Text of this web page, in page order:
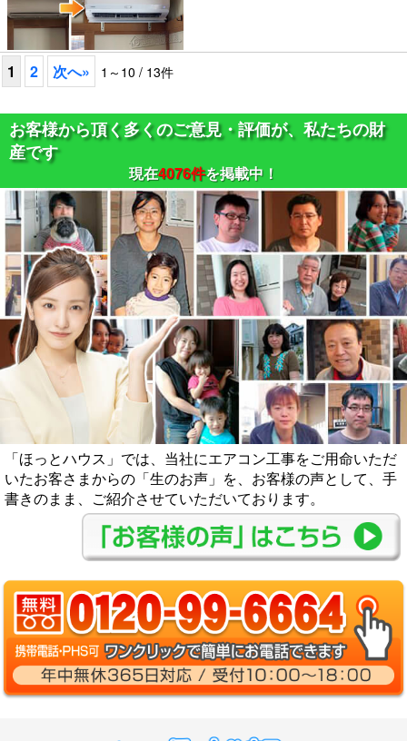
1 2 次へ» 1～10 / 13件
お客様から頂く多くのご意見・評価が、私たちの財
産です
現在4076件を掲載中！
「ほっとハウス」では、当社にエアコン工事をご用命いただ
いたお客さまからの「生のお声」を、お客様の声として、手
書きのまま、ご紹介させていただいております。